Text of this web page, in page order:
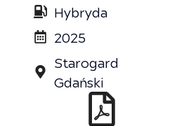
Hybryda
2025
Starogard
Gdański